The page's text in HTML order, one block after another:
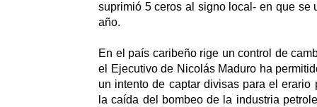
suprimió 5 ceros al signo local- en que se
año.
En el país caribeño rige un control de
el Ejecutivo de Nicolás Maduro ha
un intento de captar divisas para el erario
la caída del bombeo de la industria